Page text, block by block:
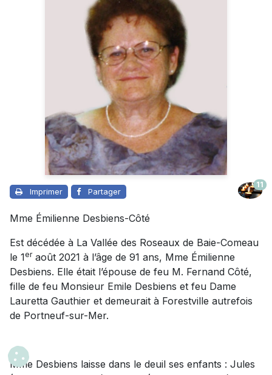
Imprimer Partager
11
Mme Émilienne Desbiens-Côté
Est décédée à La Vallée des Roseaux de Baie-Comeau
le 1eraoût 2021 à l’âge de 91 ans, Mme Émilienne
Desbiens. Elle était l’épouse de feu M. Fernand Côté,
fille de feu Monsieur Emile Desbiens et feu Dame
Lauretta Gauthier et demeurait à Forestville autrefois
de Portneuf-sur-Mer.
Mme Desbiens laisse dans le deuil ses enfants : Jules